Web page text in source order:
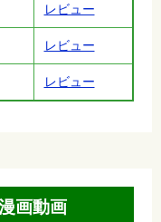
レビュー
レビュー
レビュー
画動画